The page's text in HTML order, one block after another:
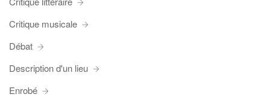
Critique musicale
Débat
Description d'un lieu
Enrobé